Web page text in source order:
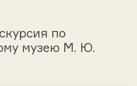
по
музею М. Ю.